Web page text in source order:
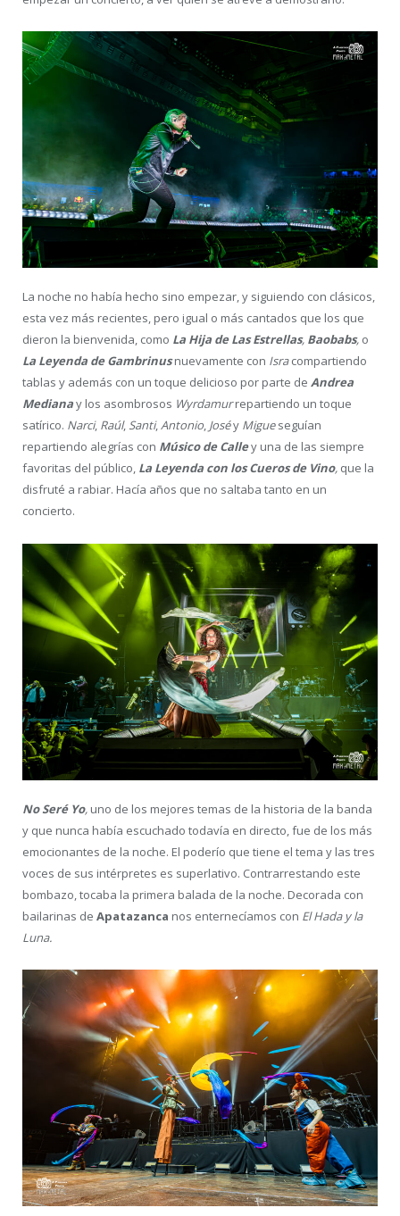
La noche no había hecho sino empezar, y siguiendo con clásicos,
esta vez más recientes, pero igual o más cantados que los que
dieron la bienvenida, como La Hija de Las Estrellas, Baobabs, o
La Leyenda de Gambrinusnuevamente con Isracompartiendo
tablas y además con un toque delicioso por parte de Andrea
Medianay los asombrosos Wyrdamurrepartiendo un toque
satírico. Narci, Raúl, Santi,Antonio, Joséy Migueseguían
repartiendo alegrías con Músico de Calley una de las siempre
favoritas del público, La Leyenda con los Cueros de Vino, que la
disfruté a rabiar. Hacía años que no saltaba tanto en un
concierto.
No Seré Yo, uno de los mejores temas de la historia de la banda
y que nunca había escuchado todavía en directo, fue de los más
emocionantes de la noche. El poderío que tiene el tema y las tres
voces de sus intérpretes es superlativo. Contrarrestando este
bombazo, tocaba la primera balada de la noche. Decorada con
bailarinas de Apatazanca nos enternecíamos con El Hada y la
Luna.